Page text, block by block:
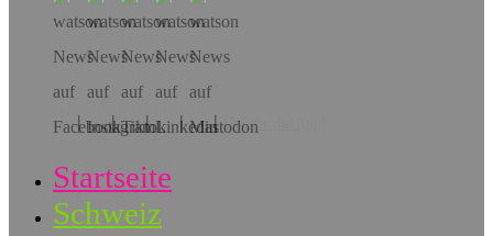
Hol dir die App!
Startseite
Schweiz